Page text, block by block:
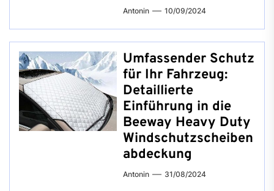
Antonin 10/09/2024
Umfassender Schutz
für Ihr Fahrzeug:
Detaillierte
Einführung in die
Beeway Heavy Duty
Windschutzscheiben
abdeckung
Antonin 31/08/2024